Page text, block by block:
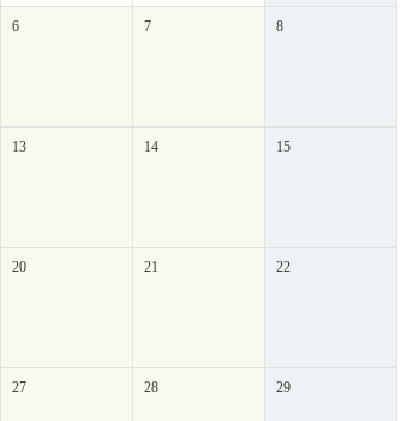
6 7 8
13 14 15
20 21 22
27 28 29